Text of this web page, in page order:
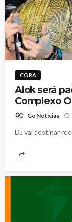
CORA
Alok será
Complexo
Go Notícias
DJ vai destinar